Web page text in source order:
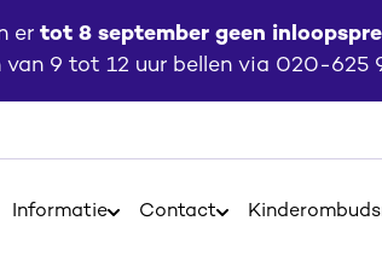
er tot 8 september geen
9 tot 12 uur bellen via 020-625
Informatie OpenContact Open